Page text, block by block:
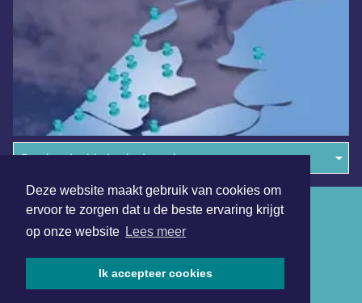
Deze website maakt gebruik van cookies om
ervoor te zorgen dat u de beste ervaring krijgt
op onze website Lees meer
Ik accepteer cookies
Overige dagbladen in de regio
Algemene voorwaarden
Disclaimer